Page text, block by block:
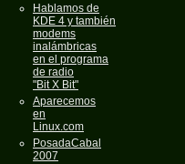
Hablamos de
KDE 4 y también
modems
inalámbricas
en el programa
de radio
"Bit X Bit"
Aparecemos
en
Linux.com
PosadaCabal
2007